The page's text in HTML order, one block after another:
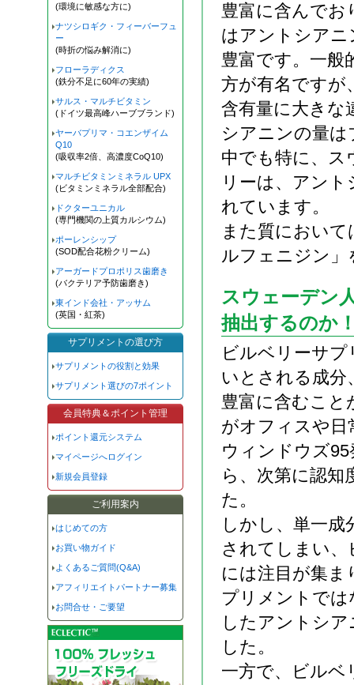
豊富に含んでお
はアントシアニ
豊富です。一般
方が有名ですが
含有量に大きな
シアニンの量は
中でも特に、ス
リーは、アン
れています。
また質におい
ルフェニジン」
スウェーデン
抽出するのか
ビルベリーサ
いとされる成
豊富に含むこと
がオフィスや日
ウィンドウズ
ら、次第に認
た。
しかし、単一
されてしまい
には注目が集
プリメントで
したアントシ
した。
一方で、ビルベ
(環境に敏感な方に)
ナツシロギク・フィーバーフュ
ー
(時折の悩み解消に)
フローラディクス
(鉄分不足に60年の実績)
サルス・マルチビタミン
(ドイツ最高峰ハーブブランド)
ヤーバプリマ・コエンザイム
Q10
(吸収率2倍、高濃度CoQ10)
マルチビタミンミネラル UPX
(ビタミンミネラル全部配合)
ドクターユニカル
(専門機関の上質カルシウム)
ポーレンシップ
(SOD配合花粉クリーム)
アーガードプロポリス歯磨き
(バクテリア予防歯磨き)
東インド会社・アッサム
(英国・紅茶)
サプリメントの選び方
サプリメントの役割と効果
サプリメント選びの7ポイント
会員特典＆ポイント管理
ポイント還元システム
マイページへログイン
新規会員登録
ご利用案内
はじめての方
お買い物ガイド
よくあるご質問(Q&A)
アフィリエイトパートナー募集
お問合せ・ご要望